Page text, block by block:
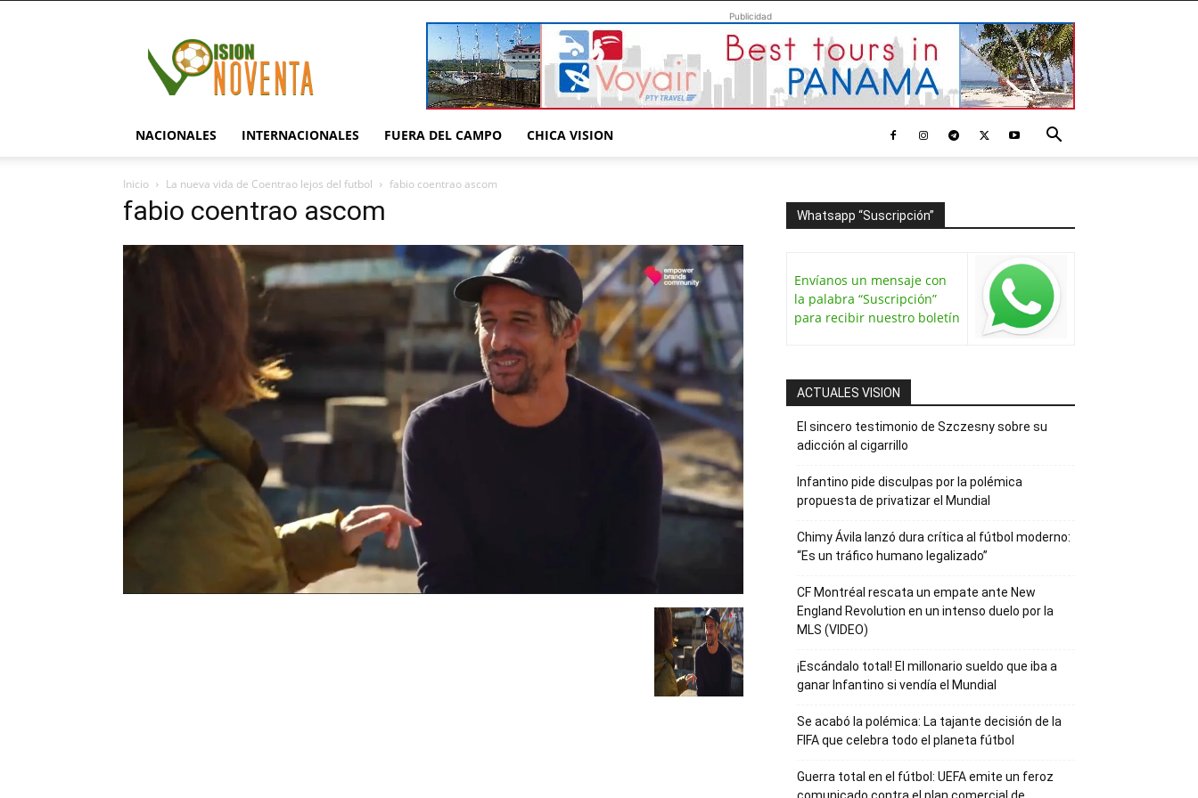
Publicidad
NACIONALES INTERNACIONALES FUERA DEL CAMPO CHICA VISION
Inicio La nueva vida de Coentrao lejos del futbol fabio coentrao ascom
fabio coentrao ascom Whatsapp “Suscripción”
Envíanos un mensaje con
la palabra “Suscripción”
para recibir nuestro boletín
ACTUALES VISION
El sincero testimonio de Szczesny sobre su
adicción al cigarrillo
Infantino pide disculpas por la polémica
propuesta de privatizar el Mundial
Chimy Ávila lanzó dura crítica al fútbol moderno:
“Es un tráfico humano legalizado”
CF Montréal rescata un empate ante New
England Revolution en un intenso duelo por la
MLS (VIDEO)
¡Escándalo total! El millonario sueldo que iba a
ganar Infantino si vendía el Mundial
Se acabó la polémica: La tajante decisión de la
FIFA que celebra todo el planeta fútbol
Guerra total en el fútbol: UEFA emite un feroz